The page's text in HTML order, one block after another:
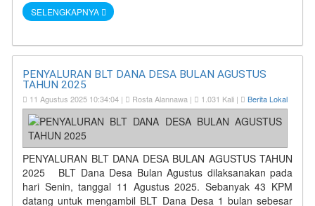
SELENGKAPNYA
PENYALURAN BLT DANA DESA BULAN AGUSTUS
TAHUN 2025
11 Agustus 2025 10:34:04 | Rosta Alannawa | 1.031 Kali | Berita Lokal
PENYALURAN BLT DANA DESA BULAN AGUSTUS TAHUN
2025 BLT Dana Desa Bulan Agustus dilaksanakan pada
hari Senin, tanggal 11 Agustus 2025. Sebanyak 43 KPM
datang untuk mengambil BLT Dana Desa 1 bulan sebesar